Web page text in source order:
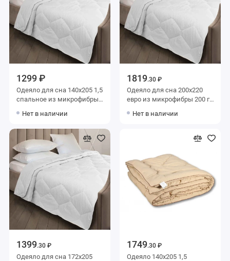
1299 ₽
Одеяло для сна 140х205 1,5
спальное из микрофибры
силиконизированное
волокно KARIGUZ
Нет в наличии
1819.30 ₽
Одеяло для сна 200х220
евро из микрофибры 200 г/
волокно KARIGUZ
Нет в наличии
1399.30 ₽
Одеяло для сна 172х205
1749.30 ₽
Одеяло 140х205 1,5